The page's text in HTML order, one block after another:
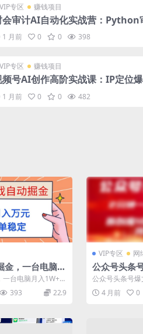
VIP专区 赚钱项目
会审计AI自动化实战营：Python
加载项与AI协同编程
1 月前 0 0 398
VIP专区 赚钱项目
频号AI创作高阶实战课：IP定位
词多题材视频制作
1 月前 0 0 482
金，一台电脑月
定，适合新手
台电脑月入1W+，
白【揭秘】 项...
393 22.9
VIP专区 网
公众号头条
篇，原创度
1k+，最新
公众号头条号
100%，复制粘
4 月前 0